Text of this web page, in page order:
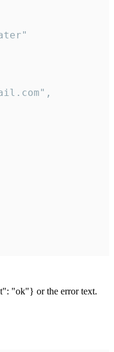
"ok"} or the error text.